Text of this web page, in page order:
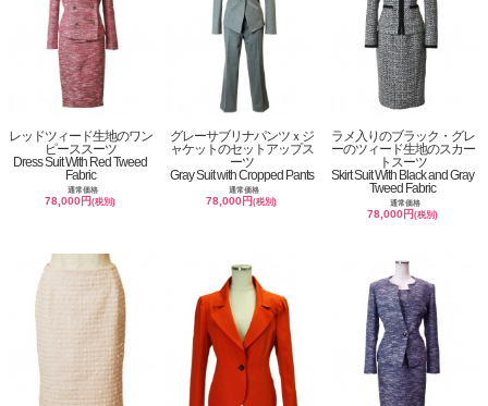
レッドツィード生地のワン
ピーススーツ
Dress Suit With Red Tweed
Fabric
通常価格
78,000円(税別)
グレーサブリナパンツｘジ
ャケットのセットアップス
ーツ
Gray Suit with Cropped Pants
通常価格
78,000円(税別)
ラメ入りのブラック・グレ
ーのツィード生地のスカー
トスーツ
Skirt Suit With Black and Gray
Tweed Fabric
通常価格
78,000円(税別)